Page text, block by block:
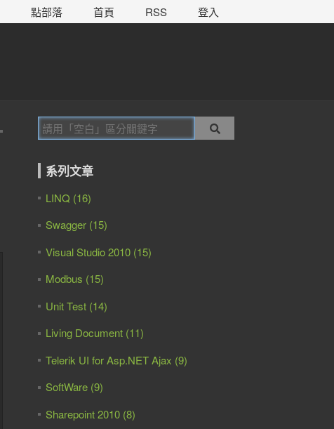
點部落 首頁 RSS 登入
系列文章
LINQ (16)
Swagger (15)
Visual Studio 2010 (15)
Modbus (15)
Unit Test (14)
Living Document (11)
Telerik UI for Asp.NET Ajax (9)
SoftWare (9)
Sharepoint 2010 (8)